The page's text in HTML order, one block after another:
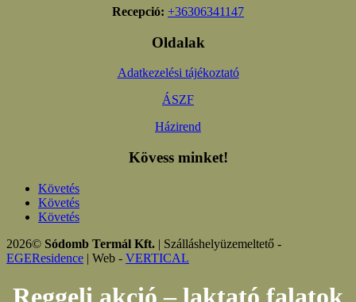
Recepció: +36306341147
Oldalak
Adatkezelési tájékoztató
ÁSZF
Házirend
Kövess minket!
Követés
Követés
Követés
2026© Sódomb Termál Kft. | Szálláshelyüzemeltető -
EGEResidence | Web - VERTICAL